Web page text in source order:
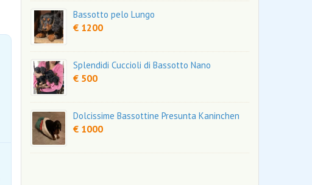
Bassotto pelo Lungo
€ 1200
Splendidi Cuccioli di Bassotto Nano
€ 500
Dolcissime Bassottine Presunta Kaninchen
€ 1000